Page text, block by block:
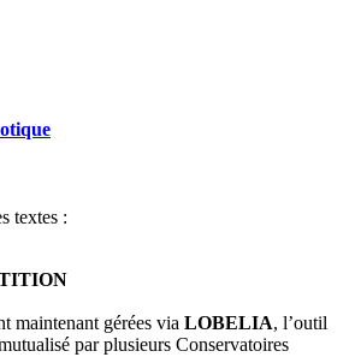
textes :
maintenant gérées via LOBELIA, l’outil
par plusieurs Conservatoires